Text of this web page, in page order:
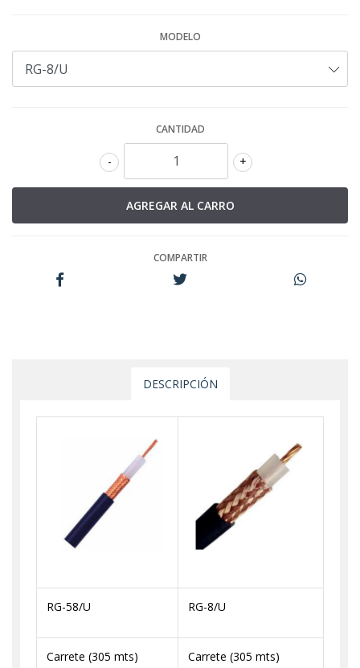
MODELO
CANTIDAD
+
-
COMPARTIR
DESCRIPCIÓN
RG-58/U RG-8/U
Carrete (305 mts) Carrete (305 mts)